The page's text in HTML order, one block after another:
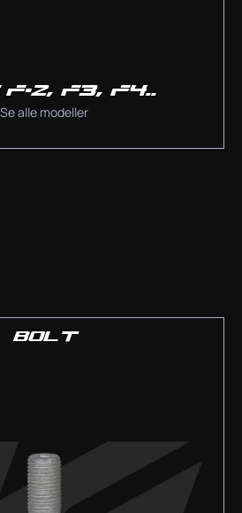
F-2, F3, F4..
Se alle modeller
BOLT